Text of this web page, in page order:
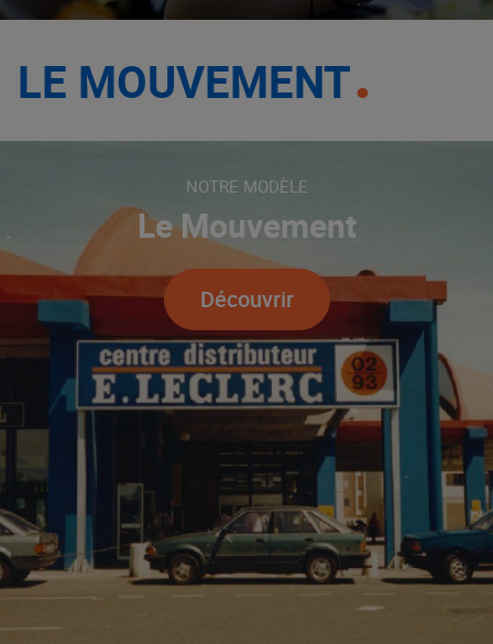
LE MOUVEMENT
NOTRE MODÈLE
Le Mouvement
Découvrir